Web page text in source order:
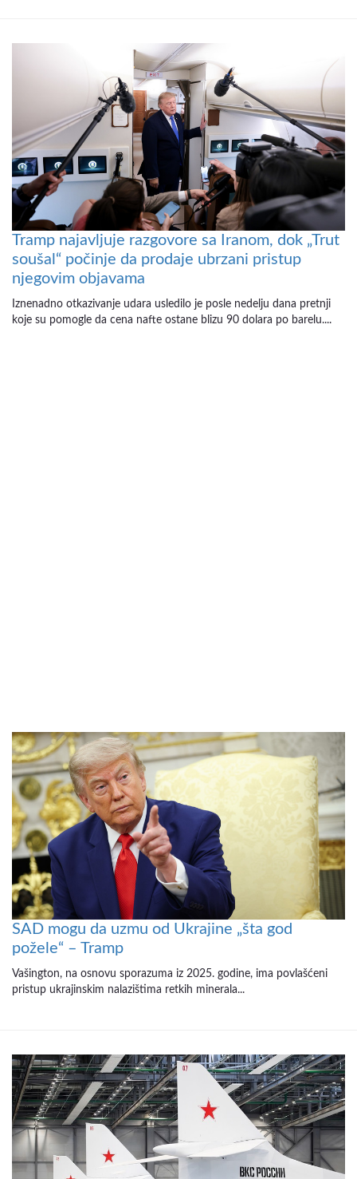
Tramp najavljuje razgovore sa Iranom, dok „Trut
soušal“ počinje da prodaje ubrzani pristup
njegovim objavama
Iznenadno otkazivanje udara usledilo je posle nedelju dana pretnji
koje su pomogle da cena nafte ostane blizu 90 dolara po barelu....
SAD mogu da uzmu od Ukrajine „šta god
požele“ – Tramp
Vašington, na osnovu sporazuma iz 2025. godine, ima povlašćeni
pristup ukrajinskim nalazištima retkih minerala...